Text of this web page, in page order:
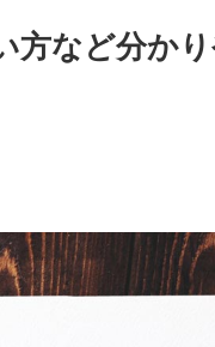
方など分か